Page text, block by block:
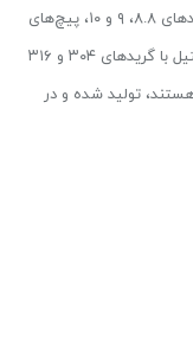
راد با آلیاژ‌های مختلفی از قبیل: فولاد خشکه در گریدهای ‌۸.۸، ۹ و ۱۰، پیچ‌های
آهنی با گرید ۵.۶ و فولادهای ضد زنگ استنلس استیل با گرید‌های ۳۰۴ و ۳۱۶
تولید شده و در